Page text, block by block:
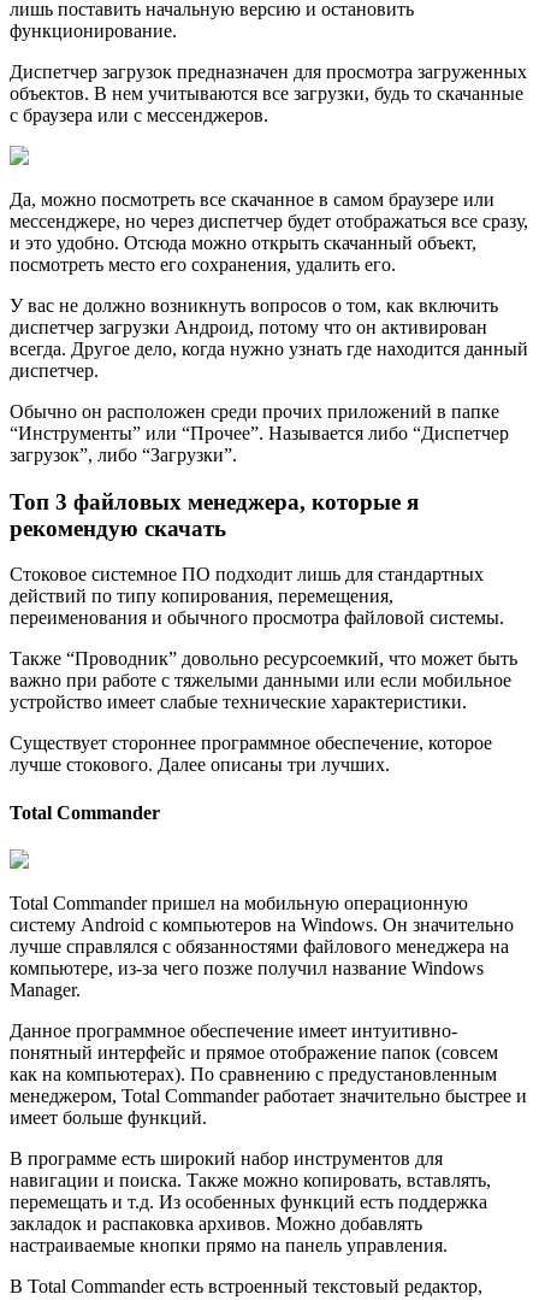
лишь поставить начальную версию и остановить
функционирование.
Диспетчер загрузок предназначен для просмотра загруженных
объектов. В нем учитываются все загрузки, будь то скачанные
с браузера или с мессенджеров.
Да, можно посмотреть все скачанное в самом браузере или
мессенджере, но через диспетчер будет отображаться все сразу,
и это удобно. Отсюда можно открыть скачанный объект,
посмотреть место его сохранения, удалить его.
У вас не должно возникнуть вопросов о том, как включить
диспетчер загрузки Андроид, потому что он активирован
всегда. Другое дело, когда нужно узнать где находится данный
диспетчер.
Обычно он расположен среди прочих приложений в папке
“Инструменты” или “Прочее”. Называется либо “Диспетчер
загрузок”, либо “Загрузки”.
Топ 3 файловых менеджера, которые я
рекомендую скачать
Стоковое системное ПО подходит лишь для стандартных
действий по типу копирования, перемещения,
переименования и обычного просмотра файловой системы.
Также “Проводник” довольно ресурсоемкий, что может быть
важно при работе с тяжелыми данными или если мобильное
устройство имеет слабые технические характеристики.
Существует стороннее программное обеспечение, которое
лучше стокового. Далее описаны три лучших.
Total Commander
Total Commander пришел на мобильную операционную
систему Android с компьютеров на Windows. Он значительно
лучше справлялся с обязанностями файлового менеджера на
компьютере, из-за чего позже получил название Windows
Manager.
Данное программное обеспечение имеет интуитивно-
понятный интерфейс и прямое отображение папок (совсем
как на компьютерах). По сравнению с предустановленным
менеджером, Total Commander работает значительно быстрее и
имеет больше функций.
В программе есть широкий набор инструментов для
навигации и поиска. Также можно копировать, вставлять,
перемещать и т.д. Из особенных функций есть поддержка
закладок и распаковка архивов. Можно добавлять
настраиваемые кнопки прямо на панель управления.
В Total Commander есть встроенный текстовый редактор,